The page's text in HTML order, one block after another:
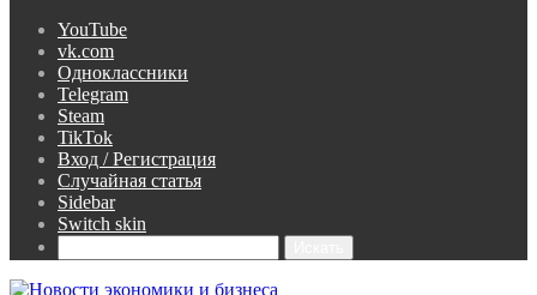
YouTube
vk.com
Одноклассники
Telegram
Steam
TikTok
Вход / Регистрация
Случайная статья
Sidebar
Switch skin